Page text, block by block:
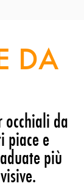
DA
occhiali da
piace e
più